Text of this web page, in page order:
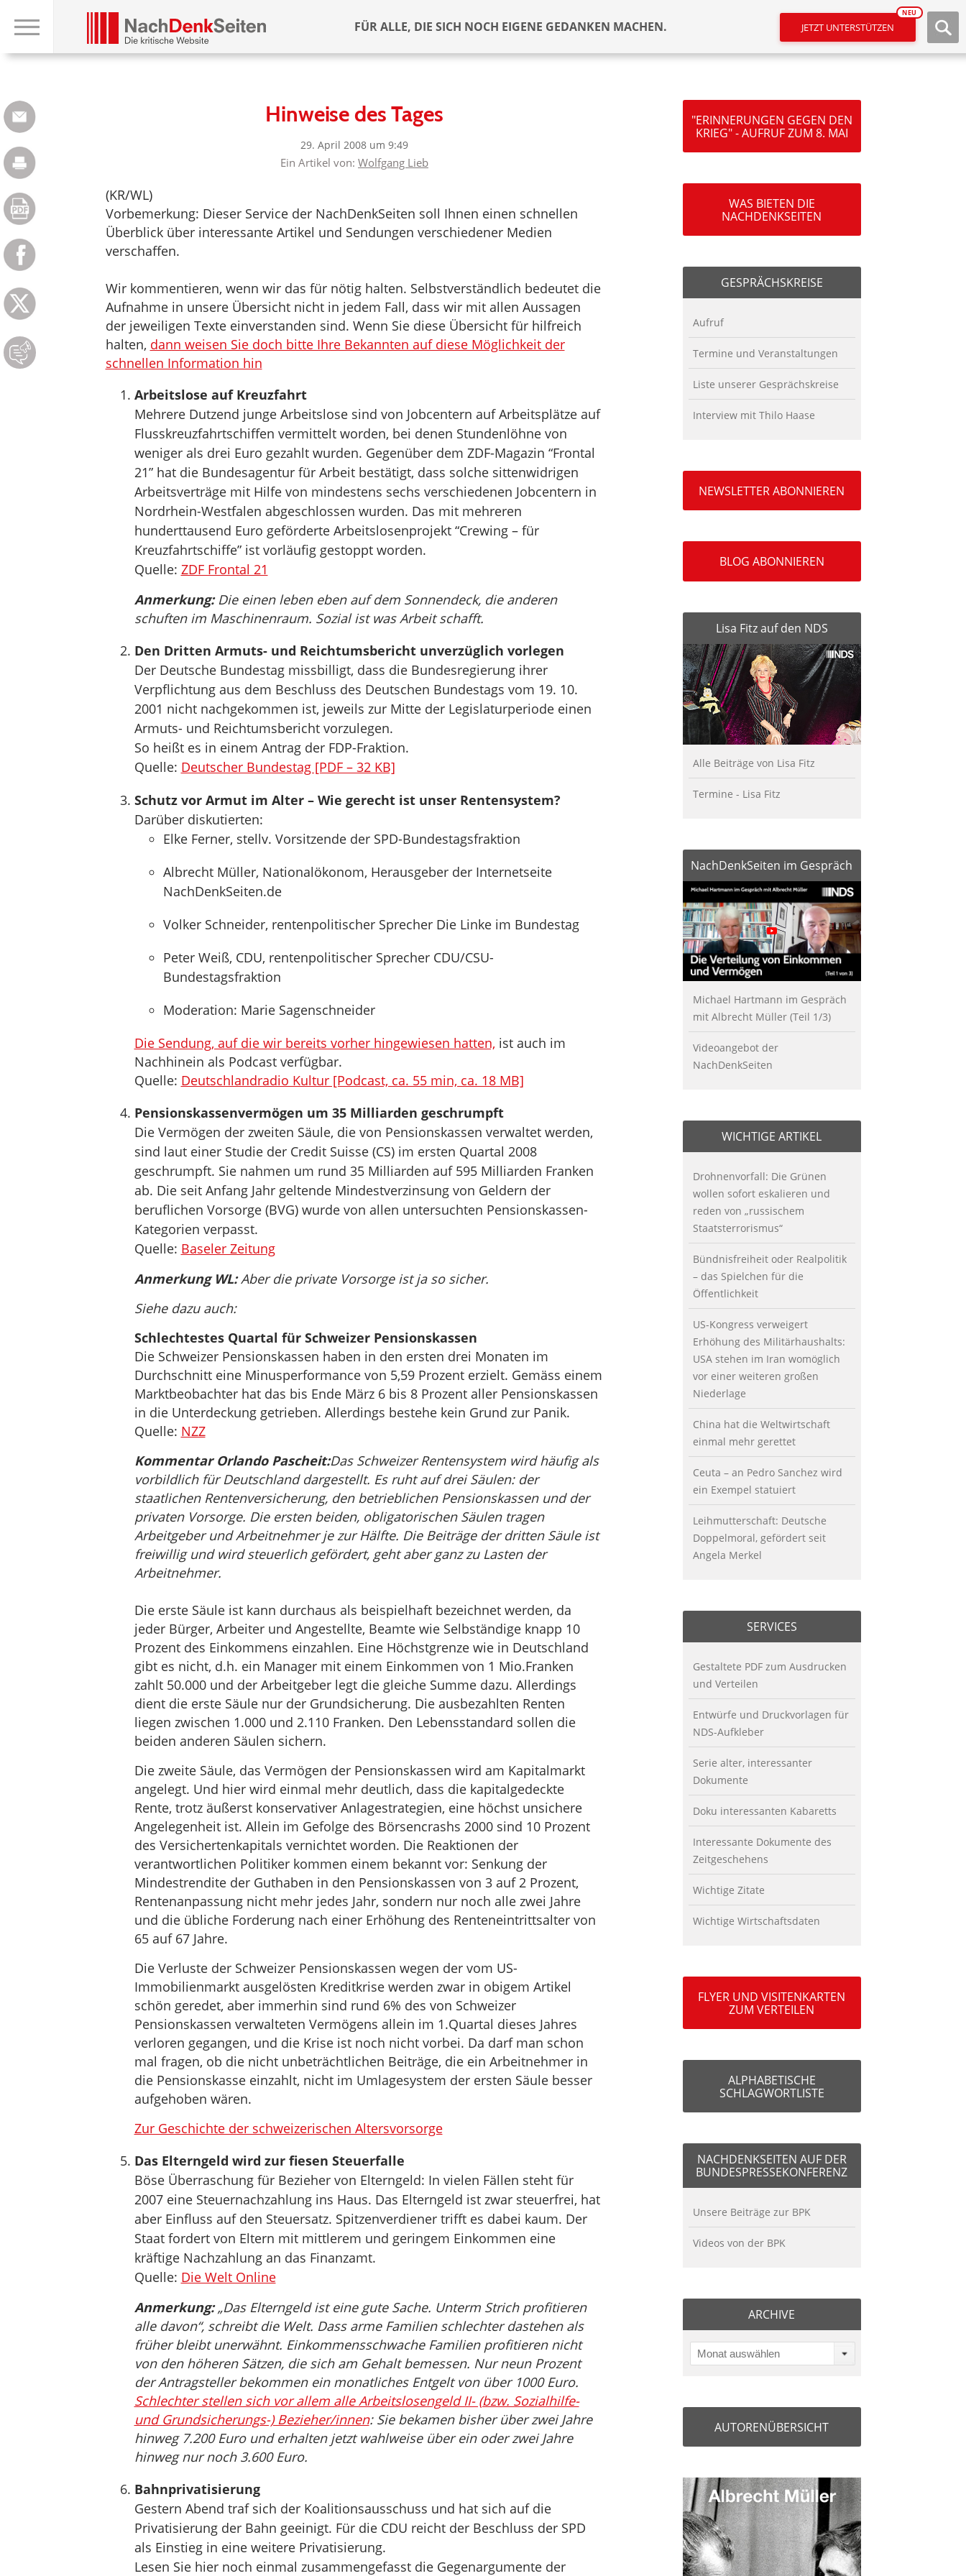
FÜR ALLE, DIE SICH NOCH EIGENE GEDANKEN MACHEN. JETZT UNTERSTÜTZEN
NEU
Hinweise des Tages
29. April 2008 um 9:49
Ein Artikel von: Wolfgang Lieb
(KR/WL)
Vorbemerkung: Dieser Service der NachDenkSeiten soll Ihnen einen schnellen
Überblick über interessante Artikel und Sendungen verschiedener Medien
verschaffen.
Wir kommentieren, wenn wir das für nötig halten. Selbstverständlich bedeutet die
Aufnahme in unsere Übersicht nicht in jedem Fall, dass wir mit allen Aussagen
der jeweiligen Texte einverstanden sind. Wenn Sie diese Übersicht für hilfreich
halten, dann weisen Sie doch bitte Ihre Bekannten auf diese Möglichkeit der
schnellen Information hin
Arbeitslose auf Kreuzfahrt
Mehrere Dutzend junge Arbeitslose sind von Jobcentern auf Arbeitsplätze auf
Flusskreuzfahrtschiffen vermittelt worden, bei denen Stundenlöhne von
weniger als drei Euro gezahlt wurden. Gegenüber dem ZDF-Magazin “Frontal
21” hat die Bundesagentur für Arbeit bestätigt, dass solche sittenwidrigen
Arbeitsverträge mit Hilfe von mindestens sechs verschiedenen Jobcentern in
Nordrhein-Westfalen abgeschlossen wurden. Das mit mehreren
hunderttausend Euro geförderte Arbeitslosenprojekt “Crewing – für
Kreuzfahrtschiffe” ist vorläufig gestoppt worden.
Quelle: ZDF Frontal 21
Anmerkung:Die einen leben eben auf dem Sonnendeck, die anderen
schuften im Maschinenraum. Sozial ist was Arbeit schafft.
Den Dritten Armuts- und Reichtumsbericht unverzüglich vorlegen
Der Deutsche Bundestag missbilligt, dass die Bundesregierung ihrer
Verpflichtung aus dem Beschluss des Deutschen Bundestags vom 19. 10.
2001 nicht nachgekommen ist, jeweils zur Mitte der Legislaturperiode einen
Armuts- und Reichtumsbericht vorzulegen.
So heißt es in einem Antrag der FDP-Fraktion.
Quelle: Deutscher Bundestag [PDF – 32 KB]
Schutz vor Armut im Alter – Wie gerecht ist unser Rentensystem?
Darüber diskutierten:
Elke Ferner, stellv. Vorsitzende der SPD-Bundestagsfraktion
Albrecht Müller, Nationalökonom, Herausgeber der Internetseite
NachDenkSeiten.de
Volker Schneider, rentenpolitischer Sprecher Die Linke im Bundestag
Peter Weiß, CDU, rentenpolitischer Sprecher CDU/CSU-
Bundestagsfraktion
Moderation: Marie Sagenschneider
Die Sendung, auf die wir bereits vorher hingewiesen hatten, ist auch im
Nachhinein als Podcast verfügbar.
Quelle: Deutschlandradio Kultur [Podcast, ca. 55 min, ca. 18 MB]
Pensionskassenvermögen um 35 Milliarden geschrumpft
Die Vermögen der zweiten Säule, die von Pensionskassen verwaltet werden,
sind laut einer Studie der Credit Suisse (CS) im ersten Quartal 2008
geschrumpft. Sie nahmen um rund 35 Milliarden auf 595 Milliarden Franken
ab. Die seit Anfang Jahr geltende Mindestverzinsung von Geldern der
beruflichen Vorsorge (BVG) wurde von allen untersuchten Pensionskassen-
Kategorien verpasst.
Quelle: Baseler Zeitung
Anmerkung WL:Aber die private Vorsorge ist ja so sicher.
Siehe dazu auch:
Schlechtestes Quartal für Schweizer Pensionskassen
Die Schweizer Pensionskassen haben in den ersten drei Monaten im
Durchschnitt eine Minusperformance von 5,59 Prozent erzielt. Gemäss einem
Marktbeobachter hat das bis Ende März 6 bis 8 Prozent aller Pensionskassen
in die Unterdeckung getrieben. Allerdings bestehe kein Grund zur Panik.
Quelle: NZZ
Kommentar Orlando Pascheit:Das Schweizer Rentensystem wird häufig als
vorbildlich für Deutschland dargestellt. Es ruht auf drei Säulen: der
staatlichen Rentenversicherung, den betrieblichen Pensionskassen und der
privaten Vorsorge. Die ersten beiden, obligatorischen Säulen tragen
Arbeitgeber und Arbeitnehmer je zur Hälfte. Die Beiträge der dritten Säule ist
freiwillig und wird steuerlich gefördert, geht aber ganz zu Lasten der
Arbeitnehmer.
Die erste Säule ist kann durchaus als beispielhaft bezeichnet werden, da
jeder Bürger, Arbeiter und Angestellte, Beamte wie Selbständige knapp 10
Prozent des Einkommens einzahlen. Eine Höchstgrenze wie in Deutschland
gibt es nicht, d.h. ein Manager mit einem Einkommen von 1 Mio.Franken
zahlt 50.000 und der Arbeitgeber legt die gleiche Summe dazu. Allerdings
dient die erste Säule nur der Grundsicherung. Die ausbezahlten Renten
liegen zwischen 1.000 und 2.110 Franken. Den Lebensstandard sollen die
beiden anderen Säulen sichern.
Die zweite Säule, das Vermögen der Pensionskassen wird am Kapitalmarkt
angelegt. Und hier wird einmal mehr deutlich, dass die kapitalgedeckte
Rente, trotz äußerst konservativer Anlagestrategien, eine höchst unsichere
Angelegenheit ist. Allein im Gefolge des Börsencrashs 2000 sind 10 Prozent
des Versichertenkapitals vernichtet worden. Die Reaktionen der
verantwortlichen Politiker kommen einem bekannt vor: Senkung der
Mindestrendite der Guthaben in den Pensionskassen von 3 auf 2 Prozent,
Rentenanpassung nicht mehr jedes Jahr, sondern nur noch alle zwei Jahre
und die übliche Forderung nach einer Erhöhung des Renteneintrittsalter von
65 auf 67 Jahre.
Die Verluste der Schweizer Pensionskassen wegen der vom US-
Immobilienmarkt ausgelösten Kreditkrise werden zwar in obigem Artikel
schön geredet, aber immerhin sind rund 6% des von Schweizer
Pensionskassen verwalteten Vermögens allein im 1.Quartal dieses Jahres
verloren gegangen, und die Krise ist noch nicht vorbei. Da darf man schon
mal fragen, ob die nicht unbeträchtlichen Beiträge, die ein Arbeitnehmer in
die Pensionskasse einzahlt, nicht im Umlagesystem der ersten Säule besser
aufgehoben wären.
Zur Geschichte der schweizerischen Altersvorsorge
Das Elterngeld wird zur fiesen Steuerfalle
Böse Überraschung für Bezieher von Elterngeld: In vielen Fällen steht für
2007 eine Steuernachzahlung ins Haus. Das Elterngeld ist zwar steuerfrei, hat
aber Einfluss auf den Steuersatz. Spitzenverdiener trifft es dabei kaum. Der
Staat fordert von Eltern mit mittlerem und geringem Einkommen eine
kräftige Nachzahlung an das Finanzamt.
Quelle: Die Welt Online
Anmerkung:„Das Elterngeld ist eine gute Sache. Unterm Strich profitieren
alle davon“, schreibt die Welt. Dass arme Familien schlechter dastehen als
früher bleibt unerwähnt. Einkommensschwache Familien profitieren nicht
von den höheren Sätzen, die sich am Gehalt bemessen. Nur neun Prozent
der Antragsteller bekommen ein monatliches Entgelt von über 1000 Euro.
Schlechter stellen sich vor allem alle Arbeitslosengeld II- (bzw. Sozialhilfe-
und Grundsicherungs-) Bezieher/innen: Sie bekamen bisher über zwei Jahre
hinweg 7.200 Euro und erhalten jetzt wahlweise über ein oder zwei Jahre
hinweg nur noch 3.600 Euro.
Bahnprivatisierung
Gestern Abend traf sich der Koalitionsausschuss und hat sich auf die
Privatisierung der Bahn geeinigt. Für die CDU reicht der Beschluss der SPD
als Einstieg in eine weitere Privatisierung.
Lesen Sie hier noch einmal zusammengefasst die Gegenargumente der
"ERINNERUNGEN GEGEN DEN
KRIEG" - AUFRUF ZUM 8. MAI
WAS BIETEN DIE
NACHDENKSEITEN
GESPRÄCHSKREISE
Aufruf
Termine und Veranstaltungen
Liste unserer Gesprächskreise
Interview mit Thilo Haase
NEWSLETTER ABONNIEREN
BLOG ABONNIEREN
Lisa Fitz auf den NDS
Alle Beiträge von Lisa Fitz
Termine - Lisa Fitz
NachDenkSeiten im Gespräch
Michael Hartmann im Gespräch
mit Albrecht Müller (Teil 1/3)
Videoangebot der
NachDenkSeiten
WICHTIGE ARTIKEL
Drohnenvorfall: Die Grünen
wollen sofort eskalieren und
reden von „russischem
Staatsterrorismus“
Bündnisfreiheit oder Realpolitik
– das Spielchen für die
Öffentlichkeit
US-Kongress verweigert
Erhöhung des Militärhaushalts:
USA stehen im Iran womöglich
vor einer weiteren großen
Niederlage
China hat die Weltwirtschaft
einmal mehr gerettet
Ceuta – an Pedro Sanchez wird
ein Exempel statuiert
Leihmutterschaft: Deutsche
Doppelmoral, gefördert seit
Angela Merkel
SERVICES
Gestaltete PDF zum Ausdrucken
und Verteilen
Entwürfe und Druckvorlagen für
NDS-Aufkleber
Serie alter, interessanter
Dokumente
Doku interessanten Kabaretts
Interessante Dokumente des
Zeitgeschehens
Wichtige Zitate
Wichtige Wirtschaftsdaten
FLYER UND VISITENKARTEN
ZUM VERTEILEN
ALPHABETISCHE
SCHLAGWORTLISTE
NACHDENKSEITEN AUF DER
BUNDESPRESSEKONFERENZ
Unsere Beiträge zur BPK
Videos von der BPK
ARCHIVE
Monat auswählen
AUTORENÜBERSICHT